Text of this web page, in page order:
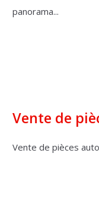
panorama...
Vente de
Vente de pièces